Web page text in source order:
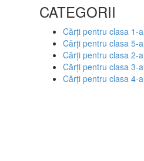
CATEGORII
Cărți pentru clasa 1-a
Cărți pentru clasa 5-a
Cărți pentru clasa 2-a
Cărți pentru clasa 3-a
Cărți pentru clasa 4-a